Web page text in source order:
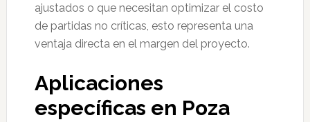
ajustados o que necesitan optimizar el costo
de partidas no críticas, esto representa una
ventaja directa en el margen del proyecto.
Aplicaciones
específicas en Poza